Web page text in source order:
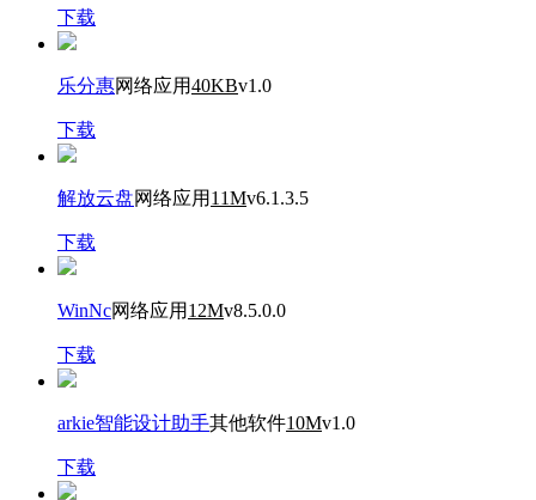
下载
乐分惠网络应用40KBv1.0
下载
解放云盘网络应用 11Mv6.1.3.5
下载
WinNc网络应用 12Mv8.5.0.0
下载
arkie智能设计助手其他软件10Mv1.0
下载